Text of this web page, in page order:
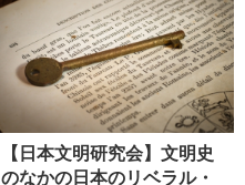
【日本文明研究会】文明史
のなかの日本のリベラル・